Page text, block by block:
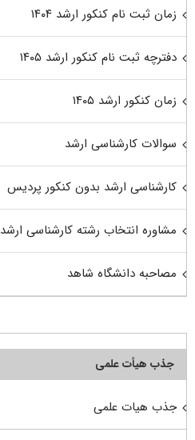
زمان ثبت نام کنکور ارشد ۱۴۰۴
دفترچه ثبت نام کنکور ارشد ۱۴۰۵
زمان کنکور ارشد ۱۴۰۵
سوالات کارشناسی ارشد
کارشناسی ارشد بدون کنکور پردیس
مشاوره انتخاب رشته کارشناسی ارشد
مصاحبه دانشگاه شاهد
جذب هیأت علمی
جذب هیات علمی